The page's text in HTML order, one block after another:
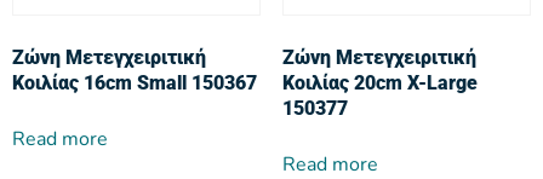
Ζώνη Μετεγχειριτική
Κοιλίας 16cm Small 150367
Read more
Ζώνη Μετεγχειριτική
Κοιλίας 20cm X-Large
150377
Read more